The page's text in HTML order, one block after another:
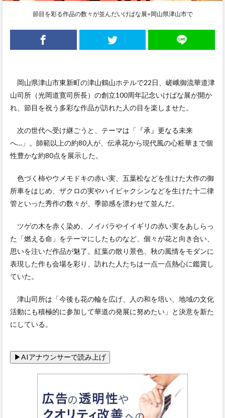
節目を彩る作品の数々が並んだいけばな展=岡山県津山市で
岡山県津山市東新町の津山鶴山ホテルで22日、嵯峨御流華道津
山司所（光岡道寛司所長）の創立100周年記念いけばな展が開か
れ、節目を祝う多彩な作品が訪れた人の目を楽しませた。
次の世代へ受け継ごうと、テーマは「『承』更なる未来
へ…」。師範以上の約80人が、伝承花から現代風の心粧華まで個
性豊かな約80点を展示した。
色づく柿やウメモドキの赤い実、五葉松などを生けた大作の御
所車をはじめ、ザクロの実やハイビャクシンなどを生けた十二律
管といった秀作の数々が、季節感を漂わせて並んだ。
ツゲの木を赤く染め、ノイバラやイイギリの赤い実をあしらっ
た「燃える命」をテーマにしたものなど、個々が花と向き合い、
思いを注いだ作品が魅了。紅葉の散り景色、秋の風情をモダンに
表現した作も会場を彩り、訪れた人たちは一点一点熱心に鑑賞し
ていた。
津山司所は「今後も花の輪を広げ、人の和を培い、地域の文化
活動にも積極的に参加して華道の発展に努めたい」と決意を新た
にしている。